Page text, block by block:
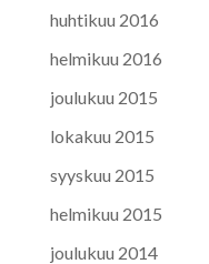
huhtikuu 2016
helmikuu 2016
joulukuu 2015
lokakuu 2015
syyskuu 2015
helmikuu 2015
joulukuu 2014